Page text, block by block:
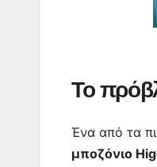
Το
Ένα από τα
μποζόνιο